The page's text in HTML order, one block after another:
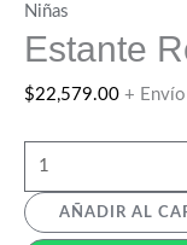
Niñas
Estante
$22,579.00 + Envío
AÑADIR AL